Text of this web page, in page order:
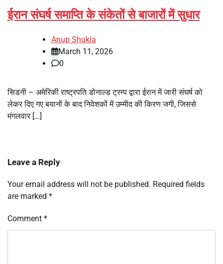
ईरान संघर्ष समाप्ति के संकेतों से बाजारों में सुधार
Anup Shukla
March 11, 2026
0
सिडनी – अमेरिकी राष्ट्रपति डोनाल्ड ट्रम्प द्वारा ईरान में जारी संघर्ष को
लेकर दिए गए बयानों के बाद निवेशकों में उम्मीद की किरण जगी, जिससे
मंगलवार […]
Leave a Reply
Your email address will not be published. Required fields
are marked *
Comment *